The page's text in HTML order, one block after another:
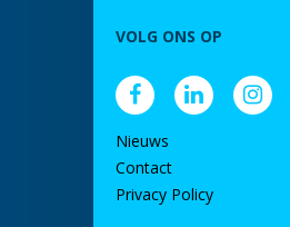
VOLG ONS OP
Nieuws
Contact
Privacy Policy